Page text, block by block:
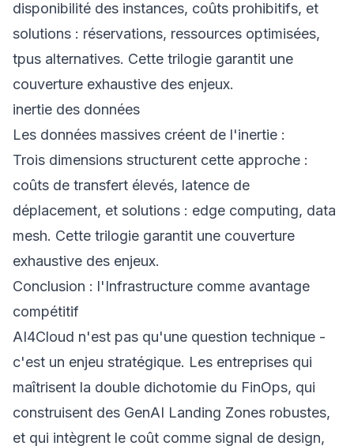
disponibilité des instances, coûts prohibitifs, et
solutions : réservations, ressources optimisées,
tpus alternatives. Cette trilogie garantit une
couverture exhaustive des enjeux.
inertie des données
Les données massives créent de l'inertie :
Trois dimensions structurent cette approche :
coûts de transfert élevés, latence de
déplacement, et solutions : edge computing, data
mesh. Cette trilogie garantit une couverture
exhaustive des enjeux.
Conclusion : l'Infrastructure comme avantage
compétitif
AI4Cloud n'est pas qu'une question technique -
c'est un enjeu stratégique. Les entreprises qui
maîtrisent la double dichotomie du FinOps, qui
construisent des GenAI Landing Zones robustes,
et qui intègrent le coût comme signal de design,